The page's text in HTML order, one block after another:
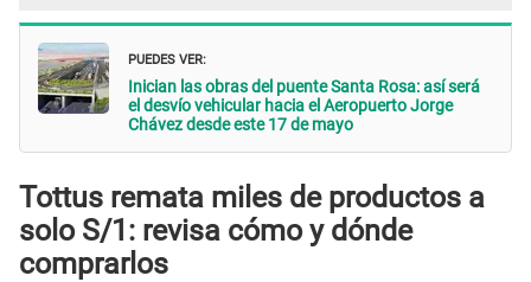
PUEDES VER:
Inician las obras del puente Santa Rosa: así será
el desvío vehicular hacia el Aeropuerto Jorge
Chávez desde este 17 de mayo
Tottus remata miles de productos a
solo S/1: revisa cómo y dónde
comprarlos